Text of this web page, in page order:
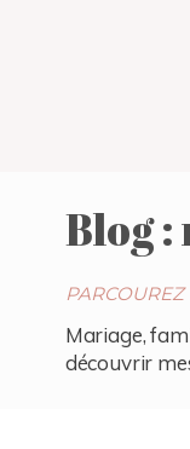
Blog
PARCOUREZ
Mariage,
découvrir